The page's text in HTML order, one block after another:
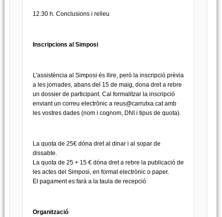
12.30 h. Conclusions i relleu
Inscripcions al Simposi
L'assistència al Simposi és llire, però la inscripció prèvia
a les jornades, abans del 15 de maig, dona dret a rebre
un dossier de participant. Cal formalitzar la inscripció
enviant un correu electrònic a reus@carrutxa.cat amb
les vostres dades (nom i cognom, DNI i tipus de quota).
La quota de 25€ dóna dret al dinar i al sopar de
dissabte.
La quota de 25 + 15 € dóna dret a rebre la publicació de
les actes del Simposi, en format electrònic o paper.
El pagament es farà a la taula de recepció
Organització